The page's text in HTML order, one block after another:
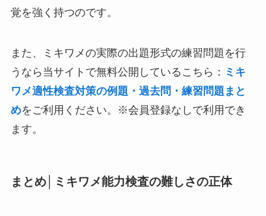
覚を強く持つのです。
また、ミキワメの実際の出題形式の練習問題を行
うなら当サイトで無料公開しているこちら： ミキ
ワメ適性検査対策の例題・過去問・練習問題まと
めをご利用ください。※会員登録なしで利用でき
ます。
まとめ│ミキワメ能力検査の難しさの正体